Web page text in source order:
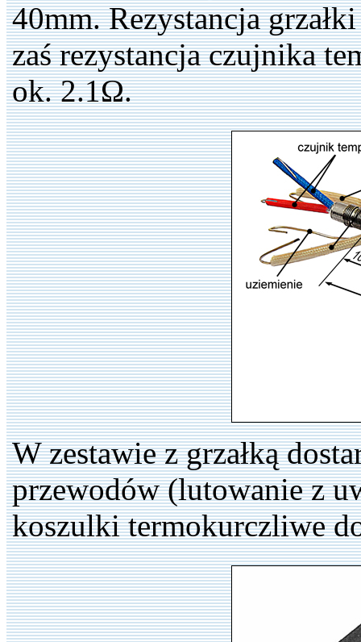
40mm. Rezystancja
zaś rezystancja czujnika
ok. 2.1Ω.
W zestawie z grzałką
przewodów (lutowanie z
koszulki termokurczliwe